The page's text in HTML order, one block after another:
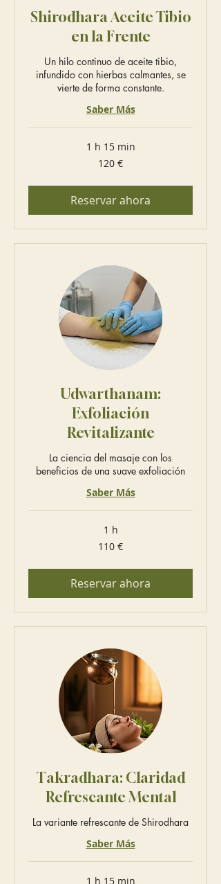
Shirodhara Aceite Tibio
en la Frente
Un hilo continuo de aceite tibio,
infundido con hierbas calmantes, se
vierte de forma constante.
Saber Más
1 h 15 min
120 €
Reservar ahora
Udwarthanam:
Exfoliación
Revitalizante
La ciencia del masaje con los
beneficios de una suave exfoliación
Saber Más
1 h
110 €
Reservar ahora
Takradhara: Claridad
Refrescante Mental
La variante refrescante de Shirodhara
Saber Más
1 h 15 min